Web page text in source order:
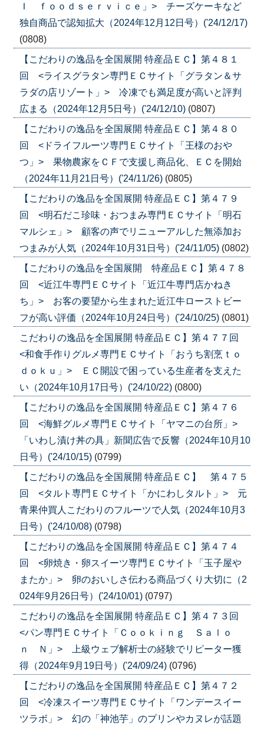
Ｉ ｆｏｏｄｓｅｒｖｉｃｅ」> チーズケーキなど
独自商品で認知拡大（2024年12月12日号）('24/12/17)
(0808)
【こだわりの逸品を全国展開 特産品ＥＣ】第４８１
回 <ライスグラタン専門ＥＣサイト「グラタン＆サ
ラダの店リゾート」> 冷凍でも満足度が高いと評判
広まる（2024年12月5日号）('24/12/10) (0807)
【こだわりの逸品を全国展開 特産品ＥＣ】第４８０
回 <ドライフルーツ専門ＥＣサイト「王様のおや
つ」> 果物農家をＣＦで支援し商品化、ＥＣを開始
（2024年11月21日号）('24/11/26) (0805)
【こだわりの逸品を全国展開 特産品ＥＣ】第４７９
回 <明石だこ珍味・おつまみ専門ＥＣサイト「明石
マルシェ」> 顧客の声でリニューアルした無添加お
つまみが人気（2024年10月31日号）('24/11/05) (0802)
【こだわりの逸品を全国展開 特産品ＥＣ】第４７８
回 <近江牛専門ＥＣサイト「近江牛専門店かねき
ち」> お客の要望から生まれた近江牛ローストビー
フが高い評価（2024年10月24日号）('24/10/25) (0801)
こだわりの逸品を全国展開 特産品ＥＣ】第４７７回
<和食手作りグルメ専門ＥＣサイト「おうち割烹ｔｏ
ｄｏｋｕ」> ＥＣ開設で困っている生産者を支えた
い（2024年10月17日号）('24/10/22) (0800)
【こだわりの逸品を全国展開 特産品ＥＣ】第４７６
回 <海鮮グルメ専門ＥＣサイト「ヤマニの台所」>
「いわし漬け丼の具」新聞広告で反響（2024年10月10
日号）('24/10/15) (0799)
【こだわりの逸品を全国展開 特産品ＥＣ】 第４７５
回 <タルト専門ＥＣサイト「かにわしタルト」> 元
青果仲買人こだわりのフルーツで人気（2024年10月3
日号）('24/10/08) (0798)
【こだわりの逸品を全国展開 特産品ＥＣ】第４７４
回 <卵焼き・卵スイーツ専門ＥＣサイト「玉子屋や
またか」> 卵のおいしさ伝わる商品づくり大切に（2
024年9月26日号）('24/10/01) (0797)
こだわりの逸品を全国展開 特産品ＥＣ】第４７３回
<パン専門ＥＣサイト「Ｃｏｏｋｉｎｇ Ｓａｌｏ
ｎ Ｎ」> 上級ウェブ解析士の経験でリピーター獲
得（2024年9月19日号）('24/09/24) (0796)
【こだわりの逸品を全国展開 特産品ＥＣ】第４７２
回 <冷凍スイーツ専門ＥＣサイト「ワンデースイー
ツラボ」> 幻の「神池芋」のプリンやカヌレが話題